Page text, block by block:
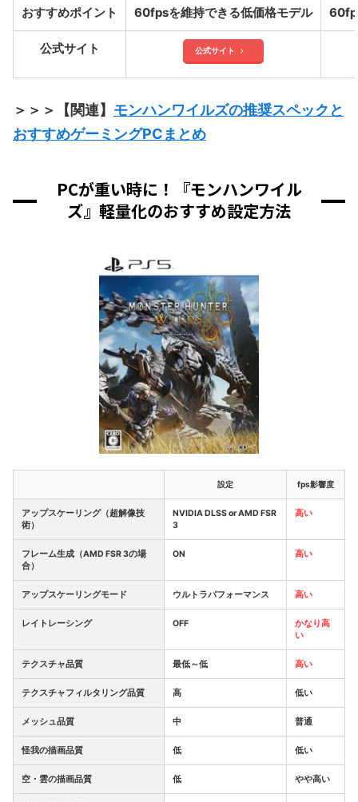
おすすめポイント 60fpsを維持できる低価格モデル
公式サイト 公式サイト
＞＞＞【関連】 モンハンワイルズの推奨スペックと
おすすめゲーミングPCまとめ
PCが重い時に！『モンハンワイル
ズ』軽量化のおすすめ設定方法
設定 fps影響度
アップスケーリング（超解像技
術）
NVIDIA DLSS or AMD FSR
3
高い
フレーム生成（AMD FSR 3の場
合）
ON 高い
アップスケーリングモード ウルトラパフォーマンス 高い
レイトレーシング OFF
かなり高
い
テクスチャ品質 最低～低 高い
テクスチャフィルタリング品質 高 低い
メッシュ品質 中 普通
怪我の描画品質 低 低い
空・雲の描画品質 低 やや高い